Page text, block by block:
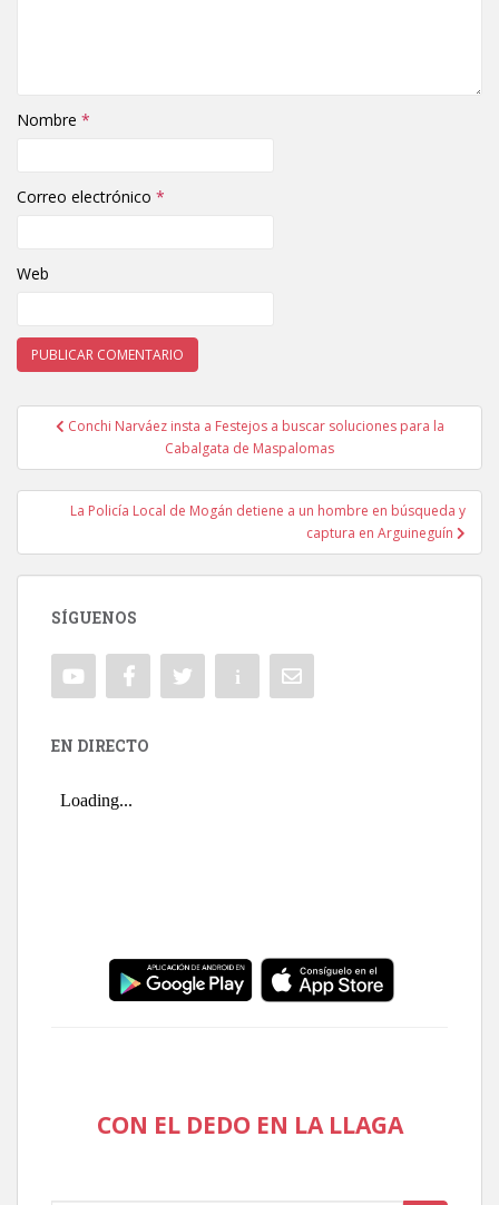
Nombre *
Correo electrónico *
Web
Navegación de entradas
Conchi Narváez insta a Festejos a buscar soluciones para la
Cabalgata de Maspalomas
La Policía Local de Mogán detiene a un hombre en búsqueda y
captura en Arguineguín
SÍGUENOS
EN DIRECTO
CON EL DEDO EN LA LLAGA